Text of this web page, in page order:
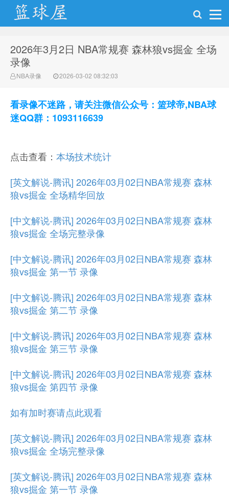
NBA录像网
2026年3月2日 NBA常规赛 森林狼vs掘金 全场
录像
NBA录像 2026-03-02 08:32:03
看录像不迷路，请关注微信公众号：篮球帝,NBA球
迷QQ群：1093116639
点击查看： 本场技术统计
[英文解说-腾讯] 2026年03月02日NBA常规赛 森林
狼vs掘金 全场精华回放
[中文解说-腾讯] 2026年03月02日NBA常规赛 森林
狼vs掘金 全场完整录像
[中文解说-腾讯] 2026年03月02日NBA常规赛 森林
狼vs掘金 第一节 录像
[中文解说-腾讯] 2026年03月02日NBA常规赛 森林
狼vs掘金 第二节 录像
[中文解说-腾讯] 2026年03月02日NBA常规赛 森林
狼vs掘金 第三节 录像
[中文解说-腾讯] 2026年03月02日NBA常规赛 森林
狼vs掘金 第四节 录像
如有加时赛请点此观看
[英文解说-腾讯] 2026年03月02日NBA常规赛 森林
狼vs掘金 全场完整录像
[英文解说-腾讯] 2026年03月02日NBA常规赛 森林
狼vs掘金 第一节 录像